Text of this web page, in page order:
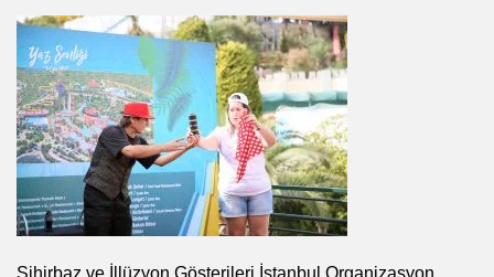
Sihirbaz ve İllüzyon Gösterileri İstanbul Organizasyon